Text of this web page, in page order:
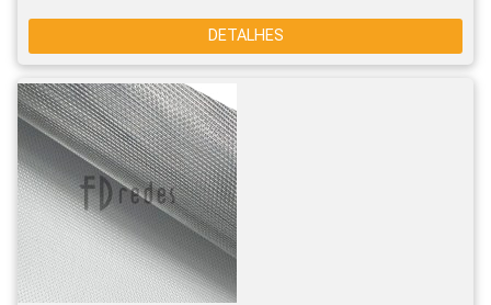
DETALHES